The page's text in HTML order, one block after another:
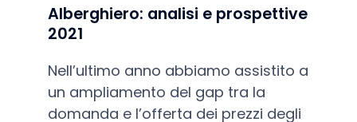
Alberghiero: analisi e prospettive
2021
Nell’ultimo anno abbiamo assistito a
un ampliamento del gap tra la
domanda e l’offerta dei prezzi degli